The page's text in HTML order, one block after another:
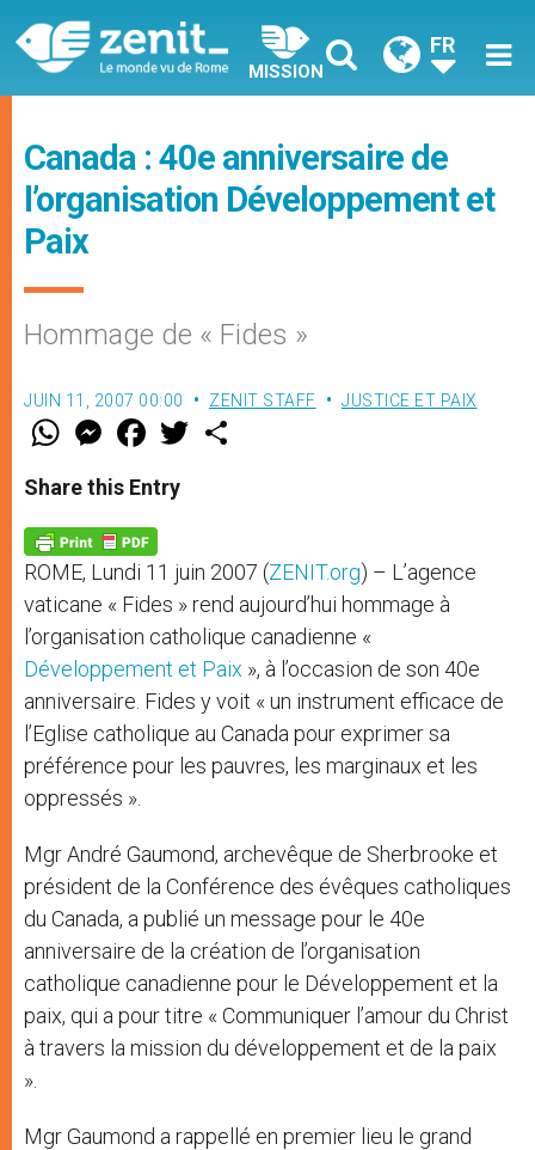
MISSION
FR
Canada : 40e anniversaire de
l’organisation Développement et
Paix
Hommage de « Fides »
JUIN 11, 2007 00:00 ZENIT STAFF JUSTICE ET PAIX
W
t
s
p
p
M
e
s
e
g
e
r
F
a
e
b
o
k
w
Share this Entry
ROME, Lundi 11 juin 2007 (ZENIT.org) – L’agence
vaticane « Fides » rend aujourd’hui hommage à
l’organisation catholique canadienne «
Développement et Paix », à l’occasion de son 40e
anniversaire. Fides y voit « un instrument efficace de
l’Eglise catholique au Canada pour exprimer sa
préférence pour les pauvres, les marginaux et les
oppressés ».
Mgr André Gaumond, archevêque de Sherbrooke et
président de la Conférence des évêques catholiques
du Canada, a publié un message pour le 40e
anniversaire de la création de l’organisation
catholique canadienne pour le Développement et la
paix, qui a pour titre « Communiquer l’amour du Christ
à travers la mission du développement et de la paix
».
Mgr Gaumond a rappellé en premier lieu le grand